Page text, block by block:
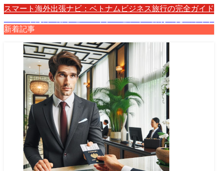
スマート海外出張ナビ：ベトナムビジネス旅行の完全ガイド
新着記事